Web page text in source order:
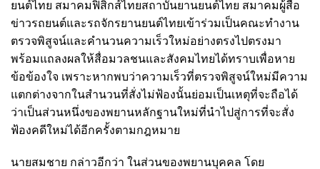
ยนต์ไทย สมาคมฟิสิกส์ไทยสถาบันยานยนต์ไทย สมาคมผู้สื่อ
ข่าวรถยนต์และรถจักรยานยนต์ไทยเข้าร่วมเป็นคณะทำงาน
ตรวจพิสูจน์และคำนวนความเร็วใหม่อย่างตรงไปตรงมา
พร้อมแถลงผลให้สื่อมวลชนและสังคมไทยได้ทราบเพื่อหาย
ข้อข้องใจ เพราะหากพบว่าความเร็วที่ตรวจพิสูจน์ใหม่มีความ
แตกต่างจากในสำนวนที่สั่งไม่ฟ้องนั้นย่อมเป็นเหตุที่จะถือได้
ว่าเป็นส่วนหนึ่งของพยานหลักฐานใหม่ที่นำไปสู่การที่จะสั่ง
ฟ้องคดีใหม่ได้อีกครั้งตามกฎหมาย
นายสมชาย กล่าวอีกว่า ในส่วนของพยานบุคคล โดย